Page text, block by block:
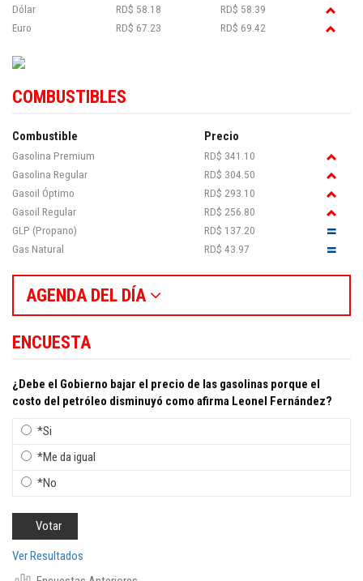
Dólar RD$ 58.18
RD$ 58.39
Euro
RD$ 67.23 RD$ 69.42
COMBUSTIBLES
Combustible Precio
Gasolina Premium
RD$ 341.10
Gasolina Regular
RD$ 304.50
Gasoil Óptimo
RD$ 293.10
Gasoil Regular
RD$ 256.80
GLP (Propano)
RD$ 137.20
Gas Natural
RD$ 43.97
AGENDA DEL DÍA
ENCUESTA
¿Debe el Gobierno bajar el precio de las gasolinas porque el
costo del petróleo disminuyó como afirma Leonel Fernández?
*Si
*Me da igual
*No
Ver Resultados